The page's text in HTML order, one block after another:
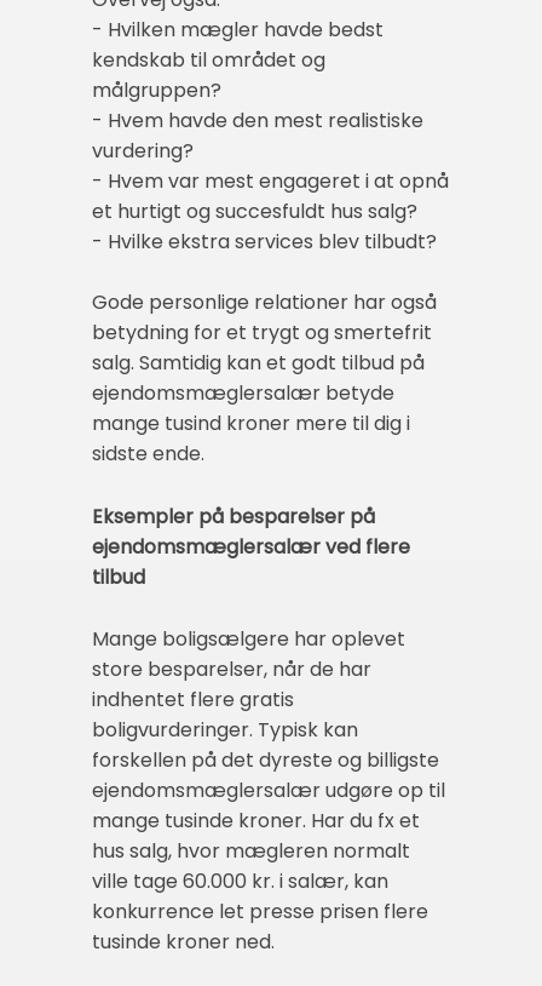
- Hvilken mægler havde bedst
kendskab til området og
målgruppen?
- Hvem havde den mest realistiske
vurdering?
- Hvem var mest engageret i at opnå
et hurtigt og succesfuldt hus salg?
- Hvilke ekstra services blev tilbudt?
Gode personlige relationer har også
betydning for et trygt og smertefrit
salg. Samtidig kan et godt tilbud på
ejendomsmæglersalær betyde
mange tusind kroner mere til dig i
sidste ende.
Eksempler på besparelser på
ejendomsmæglersalær ved flere
tilbud
Mange boligsælgere har oplevet
store besparelser, når de har
indhentet flere gratis
boligvurderinger. Typisk kan
forskellen på det dyreste og billigste
ejendomsmæglersalær udgøre op til
mange tusinde kroner. Har du fx et
hus salg, hvor mægleren normalt
ville tage 60.000 kr. i salær, kan
konkurrence let presse prisen flere
tusinde kroner ned.